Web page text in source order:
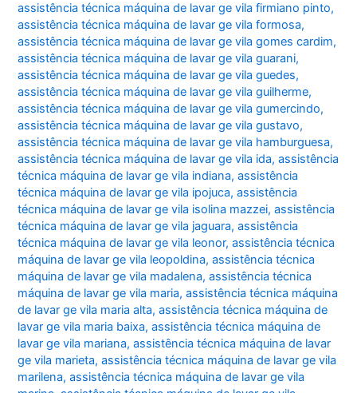
assistência técnica máquina de lavar ge vila firmiano pinto,
assistência técnica máquina de lavar ge vila formosa,
assistência técnica máquina de lavar ge vila gomes cardim,
assistência técnica máquina de lavar ge vila guarani,
assistência técnica máquina de lavar ge vila guedes,
assistência técnica máquina de lavar ge vila guilherme,
assistência técnica máquina de lavar ge vila gumercindo,
assistência técnica máquina de lavar ge vila gustavo,
assistência técnica máquina de lavar ge vila hamburguesa,
assistência técnica máquina de lavar ge vila ida,assistência
técnica máquina de lavar ge vila indiana,assistência
técnica máquina de lavar ge vila ipojuca,assistência
técnica máquina de lavar ge vila isolina mazzei,assistência
técnica máquina de lavar ge vila jaguara,assistência
técnica máquina de lavar ge vila leonor,assistência técnica
máquina de lavar ge vila leopoldina,assistência técnica
máquina de lavar ge vila madalena,assistência técnica
máquina de lavar ge vila maria,assistência técnica máquina
de lavar ge vila maria alta,assistência técnica máquina de
lavar ge vila maria baixa,assistência técnica máquina de
lavar ge vila mariana,assistência técnica máquina de lavar
ge vila marieta,assistência técnica máquina de lavar ge vila
marilena,assistência técnica máquina de lavar ge vila